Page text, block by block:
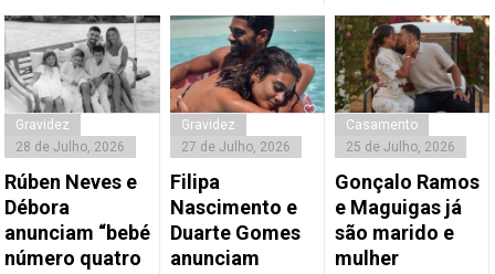
Gravidez
28 de Julho, 2026
Rúben Neves e
Débora
anunciam “bebé
número quatro
Gravidez
27 de Julho, 2026
Filipa
Nascimento e
Duarte Gomes
anunciam
Casamento
25 de Julho, 2026
Gonçalo Ramos
e Maguigas já
são marido e
mulher